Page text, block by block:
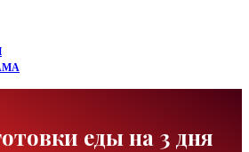
еды на 3 дня